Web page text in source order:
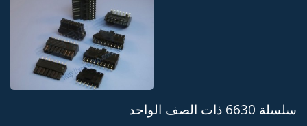
سلسلة 6630 ذات الصف الواحد